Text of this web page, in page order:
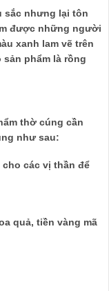
sắc nhưng lại tôn
được những người
xanh lam vẽ trên
sản phẩm là rồng
thờ cúng cần
như sau:
các vị thần để
quả, tiền vàng mã